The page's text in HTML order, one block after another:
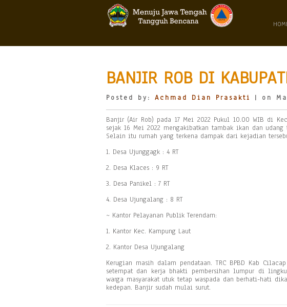
BANJIR ROB DI
Posted by: Achmad Dian Prasakti | on
Banjir (Air Rob) pada 17 Mei 2022 Pukul 10.00 WIB di
sejak 16 Mei 2022 mengakibatkan tambak ikan dan
Selain itu rumah yang terkena dampak dari kejadian
1. Desa Ujunggagk : 4 RT
2. Desa Klaces : 9 RT
3. Desa Panikel : 7 RT
4. Desa Ujungalang : 8 RT
~ Kantor Pelayanan Publik Terendam:
1. Kantor Kec. Kampung Laut
2. Kantor Desa Ujungalang
Kerugian masih dalam pendataan. TRC BPBD Kab
setempat dan kerja bhakti pembersihan lumpur di
warga masyarakat utuk tetap waspada dan berhati-hati
kedepan. Banjir sudah mulai surut.